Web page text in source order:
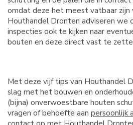
omdat deze het meest vatbaar zijn
Houthandel Dronten adviseren we
inspecties ook te kijken naar
bouten en deze direct vast te
Met deze vijf tips van Houthandel
slag met het bouwen en
(bijna) onverwoestbare houten
vragen of behoefte aan persoonlijk